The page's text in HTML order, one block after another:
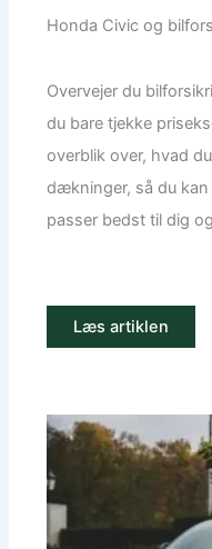
Honda Civic og
Overvejer du
du bare tjekke
overblik over, hvad
dækninger, så du
passer bedst til dig
Læs artiklen